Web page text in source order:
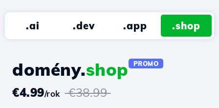
.ai .dev .app .shop
domény.shop PROMO
€4.99/rok €38.99